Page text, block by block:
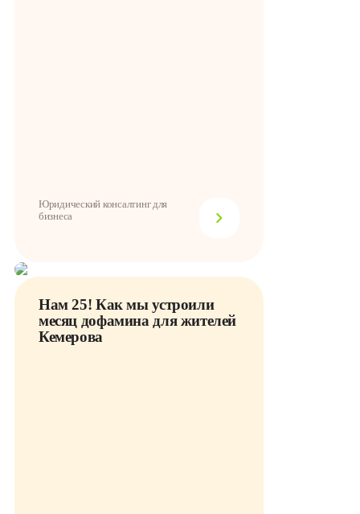
Юридический консалтинг для
бизнеса
Нам 25! Как мы устроили
месяц дофамина для жителей
Кемерова